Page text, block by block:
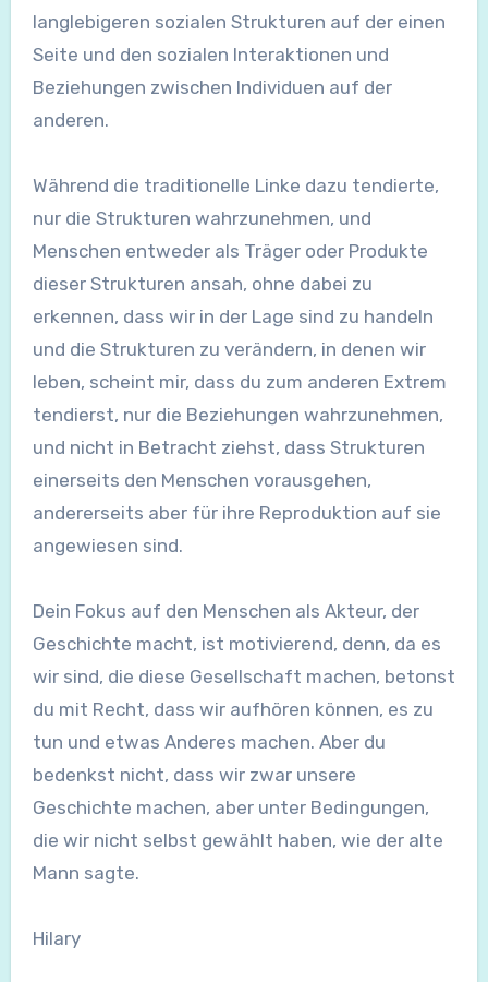
langlebigeren sozialen Strukturen auf der einen
Seite und den sozialen Interaktionen und
Beziehungen zwischen Individuen auf der
anderen.
Während die traditionelle Linke dazu tendierte,
nur die Strukturen wahrzunehmen, und
Menschen entweder als Träger oder Produkte
dieser Strukturen ansah, ohne dabei zu
erkennen, dass wir in der Lage sind zu handeln
und die Strukturen zu verändern, in denen wir
leben, scheint mir, dass du zum anderen Extrem
tendierst, nur die Beziehungen wahrzunehmen,
und nicht in Betracht ziehst, dass Strukturen
einerseits den Menschen vorausgehen,
andererseits aber für ihre Reproduktion auf sie
angewiesen sind.
Dein Fokus auf den Menschen als Akteur, der
Geschichte macht, ist motivierend, denn, da es
wir sind, die diese Gesellschaft machen, betonst
du mit Recht, dass wir aufhören können, es zu
tun und etwas Anderes machen. Aber du
bedenkst nicht, dass wir zwar unsere
Geschichte machen, aber unter Bedingungen,
die wir nicht selbst gewählt haben, wie der alte
Mann sagte.
Hilary